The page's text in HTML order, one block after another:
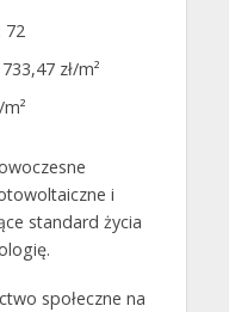
72
zł/m²
i
standard życia
społeczne na